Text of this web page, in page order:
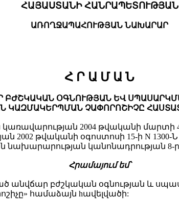
ՀԱՅԱՍՏԱՆԻ ՀԱՆՐԱՊԵՏՈՒԹՅԱՆ
ԱՌՈՂՋԱՊԱՀՈՒԹՅԱՆ ՆԱԽԱՐԱՐ
Հ Ր Ա Մ Ա Ն
ՕԳՆՈՒԹՅԱՆ ԵՎ
ԿԱԶՄԱԿԵՐՊՄԱՆ ՉԱՓՈՐՈՇԻՉԸ
2004 թվականի մարտի
թվականի օգոստոսի 15-ի N
կանոնադրության 8-
Հրամայում եմ՝
անվճար բժշկական օգնության և
համաձայն hավելվածի: